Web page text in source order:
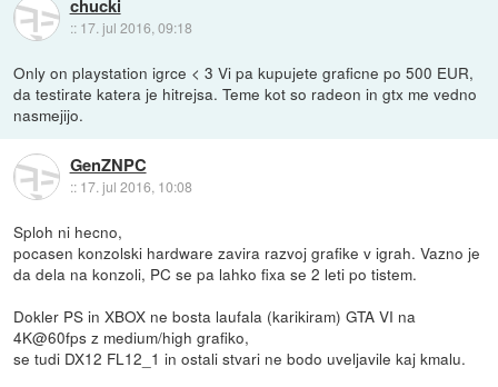
chucki
:: 17. jul 2016, 09:18
Only on playstation igrce < 3 Vi pa kupujete graficne po 500 EUR,
da testirate katera je hitrejsa. Teme kot so radeon in gtx me vedno
nasmejijo.
GenZNPC
:: 17. jul 2016, 10:08
Sploh ni hecno,
pocasen konzolski hardware zavira razvoj grafike v igrah. Vazno je
da dela na konzoli, PC se pa lahko fixa se 2 leti po tistem.
Dokler PS in XBOX ne bosta laufala (karikiram) GTA VI na
4K@60fps z medium/high grafiko,
se tudi DX12 FL12_1 in ostali stvari ne bodo uveljavile kaj kmalu.